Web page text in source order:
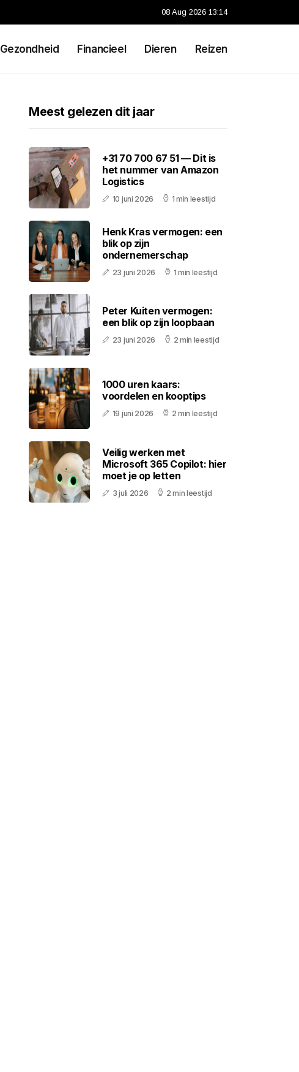
08 Aug 2026 13:14
Gezondheid Financieel Dieren Reizen
Meest gelezen dit jaar
+31 70 700 67 51 — Dit is
het nummer van Amazon
Logistics
10 juni 2026 1 min leestijd
Henk Kras vermogen: een
blik op zijn
ondernemerschap
23 juni 2026 1 min leestijd
Peter Kuiten vermogen:
een blik op zijn loopbaan
23 juni 2026 2 min leestijd
1000 uren kaars:
voordelen en kooptips
19 juni 2026 2 min leestijd
Veilig werken met
Microsoft 365 Copilot: hier
moet je op letten
3 juli 2026 2 min leestijd